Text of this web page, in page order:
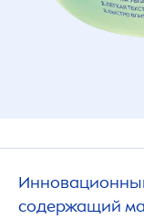
содержащий